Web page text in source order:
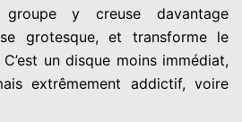
groupe y creuse davantage
grotesque, et transforme le
un disque moins immédiat,
extrêmement addictif, voire